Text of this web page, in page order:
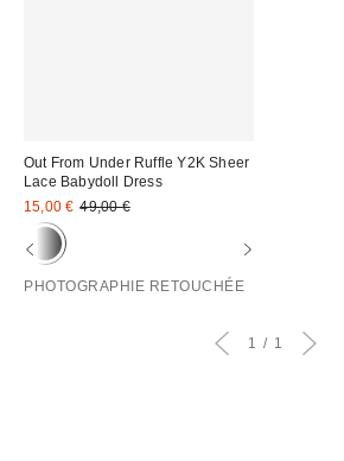
Out From Under Ruffle Y2K Sheer
Lace Babydoll Dress
Prix
remisé
15,00 € Prix
49,00 €
PHOTOGRAPHIE RETOUCHÉE
1 1